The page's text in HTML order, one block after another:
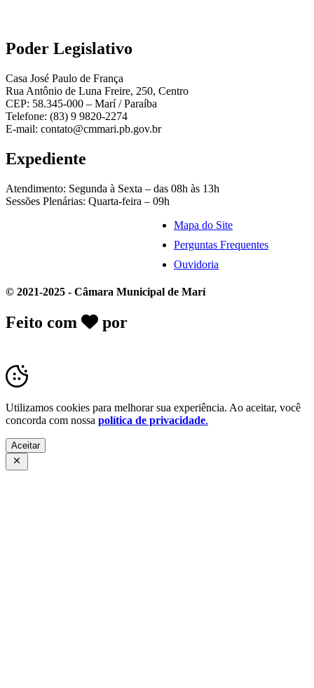
Poder Legislativo
Casa José Paulo de França
Rua Antônio de Luna Freire, 250, Centro
CEP: 58.345-000 – Marí / Paraíba
Telefone: (83) 9 9820-2274
E-mail: contato@cmmari.pb.gov.br
Expediente
Atendimento: Segunda à Sexta – das 08h às 13h
Sessões Plenárias: Quarta-feira – 09h
Mapa do Site
Perguntas Frequentes
Ouvidoria
© 2021-2025 - Câmara Municipal de Marí
Feito com por
Utilizamos cookies para melhorar sua experiência. Ao aceitar, você
concorda com nossa política de privacidade.
Aceitar